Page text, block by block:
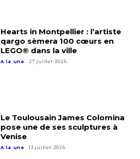
Hearts in Montpellier : l’artiste
qargo sèmera 100 cœurs en
LEGO® dans la ville
A la une 27 juillet 2026
Le Toulousain James Colomina
pose une de ses sculptures à
Venise
A la une 13 juillet 2026